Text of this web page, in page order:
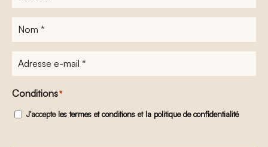
Nom
Adresse
e-
mail*
Conditions*
J'accepte les termes et conditions et la politique de confidentialité